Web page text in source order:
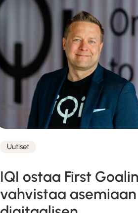
Uutiset
IQI ostaa First
vahvistaa asemiaan